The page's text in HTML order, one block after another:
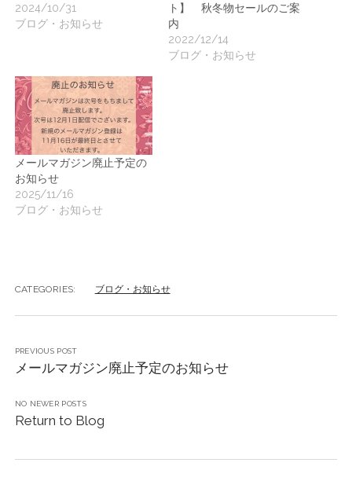
2024/10/31
ブログ・お知らせ
ト】 秋冬物セールのご案
内
2022/12/14
ブログ・お知らせ
メールマガジン廃止予定の
お知らせ
2025/11/16
ブログ・お知らせ
CATEGORIES: ブログ・お知らせ
PREVIOUS POST
メールマガジン廃止予定のお知らせ
NO NEWER POSTS
Return to Blog